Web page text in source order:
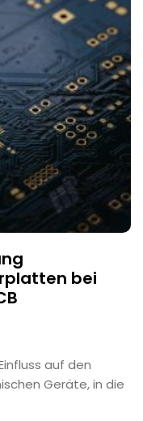
bei
auf den
Geräte, in die